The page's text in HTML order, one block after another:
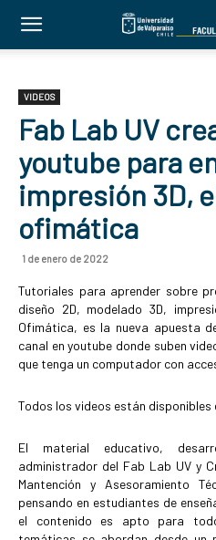
VIDEOS
Fab Lab UV
youtube para
impresión 3D,
ofimática
1 de enero de 2022
Tutoriales para aprender sobre
diseño 2D, modelado 3D,
Ofimática, es la nueva apuesta
canal en youtube donde suben
que tenga un computador con
Todos los videos están disponibles
El material educativo,
administrador del Fab Lab UV y
Mantención y Asesoramiento
pensando en estudiantes de
el contenido es apto para